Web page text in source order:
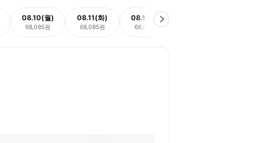
08.10(월)
68,085원
08.11(화)
68,085원
08.12(수)
68,085원